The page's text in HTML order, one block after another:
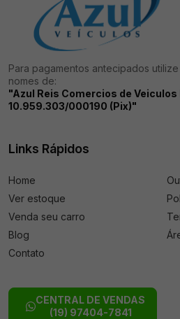
Para pagamentos antecipados
nomes de:
"Azul Reis Comercios de Veiculos
10.959.303/000190 (Pix)"
Links Rápidos
Home
Ver estoque
Venda seu carro
Blog
Contato
CENTRAL DE VENDAS
(19) 97404-7841